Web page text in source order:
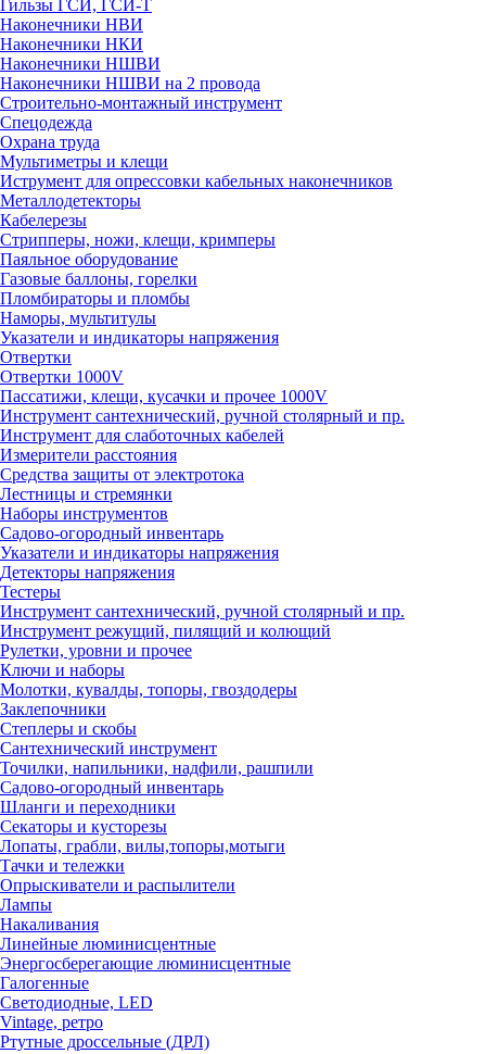
Гильзы ГСИ, ГСИ-Т
Наконечники НВИ
Наконечники НКИ
Наконечники НШВИ
Наконечники НШВИ на 2 провода
Строительно-монтажный инструмент
Спецодежда
Охрана труда
Мультиметры и клещи
Иструмент для опрессовки кабельных наконечников
Металлодетекторы
Кабелерезы
Стрипперы, ножи, клещи, кримперы
Паяльное оборудование
Газовые баллоны, горелки
Пломбираторы и пломбы
Наморы, мультитулы
Указатели и индикаторы напряжения
Отвертки
Отвертки 1000V
Пассатижи, клещи, кусачки и прочее 1000V
Инструмент сантехнический, ручной столярный и пр.
Инструмент для слаботочных кабелей
Измерители расстояния
Средства защиты от электротока
Лестницы и стремянки
Наборы инструментов
Садово-огородный инвентарь
Указатели и индикаторы напряжения
Детекторы напряжения
Тестеры
Инструмент сантехнический, ручной столярный и пр.
Инструмент режущий, пилящий и колющий
Рулетки, уровни и прочее
Ключи и наборы
Молотки, кувалды, топоры, гвоздодеры
Заклепочники
Степлеры и скобы
Сантехнический инструмент
Точилки, напильники, надфили, рашпили
Садово-огородный инвентарь
Шланги и переходники
Секаторы и кусторезы
Лопаты, грабли, вилы,топоры,мотыги
Тачки и тележки
Опрыскиватели и распылители
Лампы
Накаливания
Линейные люминисцентные
Энергосберегающие люминисцентные
Галогенные
Светодиодные, LED
Vintage, ретро
Ртутные дроссельные (ДРЛ)